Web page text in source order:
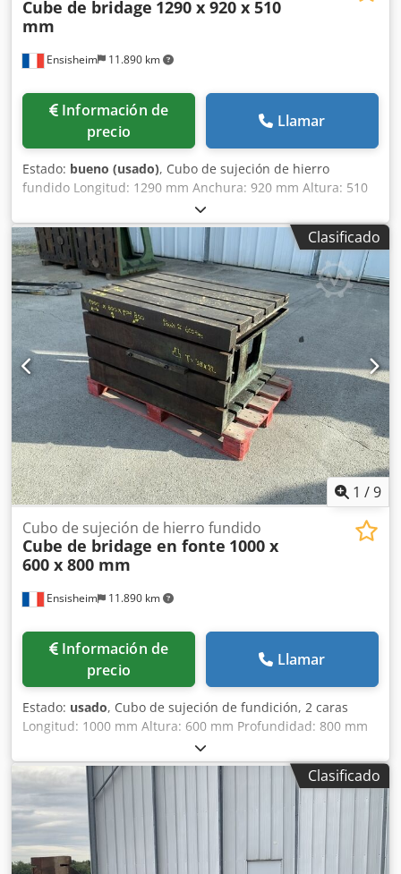
Ensisheim 11.890 km
Cube de bridage 1290 x 920 x 510
mm
Información de
precio
Llamar
Estado: bueno (usado), Cubo de sujeción de hierro
fundido Longitud: 1290 mm Anchura: 920 mm Altura: 510
mm Dimensiones de las ranuras en T: 42 x 25 mm
Djdpfxozmw Tls Amvswa 2 caras con ranuras Peso:
aproximadamente 1 tonelada
Clasificado
1 /9
Ensisheim 11.890 km
Cubo de sujeción de hierro fundido
Cube de bridage en fonte 1000 x
600 x 800 mm
Información de
precio
Llamar
Estado: usado, Cubo de sujeción de fundición, 2 caras
Longitud: 1000 mm Altura: 600 mm Profundidad: 800 mm
Dwodpfxszmw S Is Amvja Dimensiones de ranuras en T: 38
x 22 mm Peso: aprox. 600 kg
Clasificado